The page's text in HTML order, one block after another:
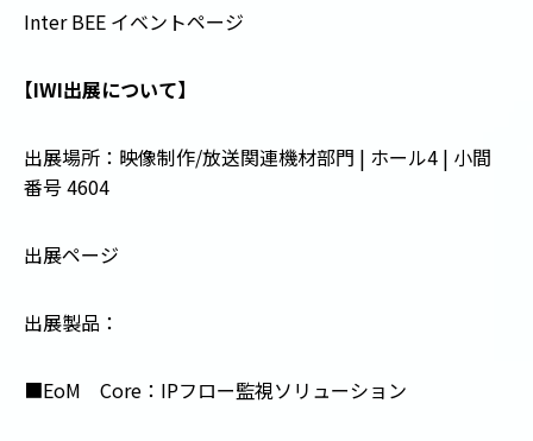
Inter BEE イベントページ
【IWI出展について】
出展場所：映像制作/放送関連機材部門 | ホール4 | 小間
番号4604
出展ページ
出展製品：
■EoM Core ： IPフロー監視ソリューション